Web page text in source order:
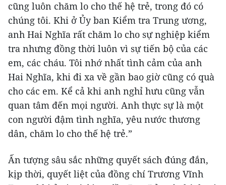
cũng luôn chăm lo cho thế hệ trẻ, trong đó có
chúng tôi. Khi ở Ủy ban Kiểm tra Trung ương,
anh Hai Nghĩa rất chăm lo cho sự nghiệp kiểm
tra nhưng đồng thời luôn vì sự tiến bộ của các
em, các cháu. Tôi nhớ nhất tình cảm của anh
Hai Nghĩa, khi đi xa về gần bao giờ cũng có quà
cho các em. Kể cả khi anh nghỉ hưu cũng vẫn
quan tâm đến mọi người. Anh thực sự là một
con người đậm tình nghĩa, yêu nước thương
dân, chăm lo cho thế hệ trẻ.”
Ấn tượng sâu sắc những quyết sách đúng đắn,
kịp thời, quyết liệt của đồng chí Trương Vĩnh